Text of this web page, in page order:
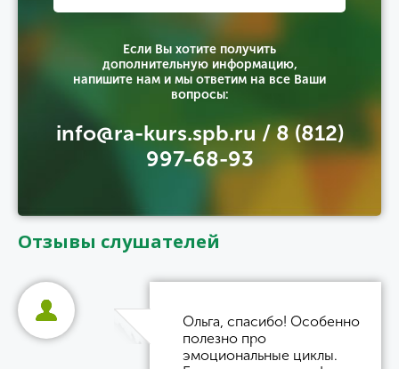
Если Вы хотите получить
дополнительную информацию,
напишите нам и мы ответим на все Ваши
вопросы:
info@ra-kurs.spb.ru / 8 (812)
997-68-93
Отзывы слушателей
Ольга, спасибо! Особенно
полезно про
эмоциональные циклы.